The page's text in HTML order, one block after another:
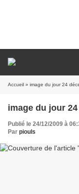
Accueil » image du jour 24
image du jour
Publié le 24/12/2009 à
Par piouls